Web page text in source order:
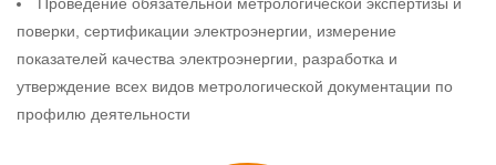
поверки, сертификации электроэнергии, измерение
показателей качества электроэнергии, разработка и
утверждение всех видов метрологической документации по
профилю деятельности